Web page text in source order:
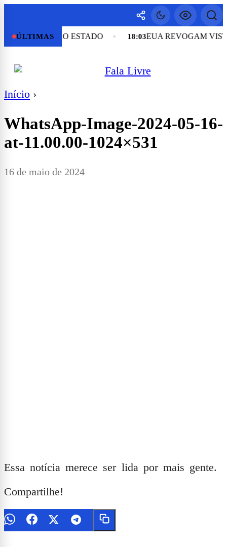
ÚLTIMAS
EM OUTRO ESTADO 18:03EUA REVOGAM
Início ›
WhatsApp-Image-2024-05-16-
at-11.00.00-1024×531
16 de maio de 2024
Essa notícia merece ser lida por mais gente.
Compartilhe!